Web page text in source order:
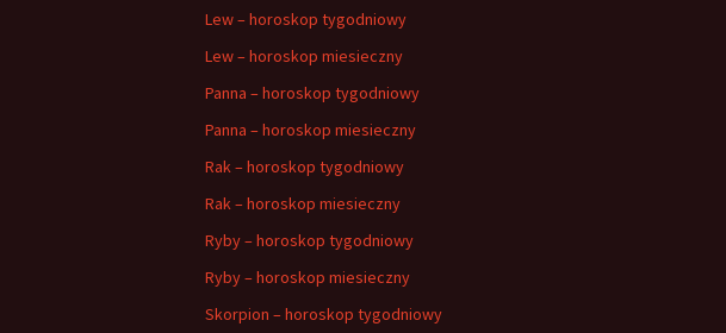
Lew – horoskop tygodniowy
Lew – horoskop miesieczny
Panna – horoskop tygodniowy
Panna – horoskop miesieczny
Rak – horoskop tygodniowy
Rak – horoskop miesieczny
Ryby – horoskop tygodniowy
Ryby – horoskop miesieczny
Skorpion – horoskop tygodniowy